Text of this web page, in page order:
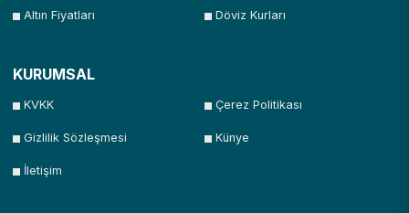
Altın Fiyatları Döviz Kurları
KURUMSAL
KVKK Çerez Politikası
Gizlilik Sözleşmesi Künye
İletişim